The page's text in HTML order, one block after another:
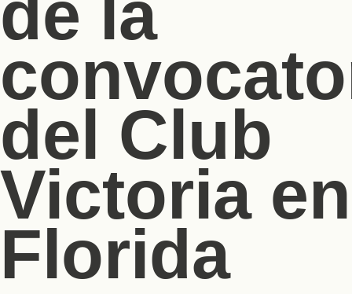
del Club
Victoria en
Florida